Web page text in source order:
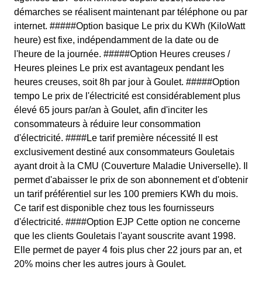
démarches se réalisent maintenant par téléphone ou par
internet. #####Option basique Le prix du KWh (KiloWatt
heure) est fixe, indépendamment de la date ou de
l'heure de la journée. #####Option Heures creuses /
Heures pleines Le prix est avantageux pendant les
heures creuses, soit 8h par jour à Goulet. #####Option
tempo Le prix de l'électricité est considérablement plus
élevé 65 jours par/an à Goulet, afin d'inciter les
consommateurs à réduire leur consommation
d'électricité. ####Le tarif première nécessité Il est
exclusivement destiné aux consommateurs Gouletais
ayant droit à la CMU (Couverture Maladie Universelle). Il
permet d'abaisser le prix de son abonnement et d'obtenir
un tarif préférentiel sur les 100 premiers KWh du mois.
Ce tarif est disponible chez tous les fournisseurs
d'électricité. ####Option EJP Cette option ne concerne
que les clients Gouletais l'ayant souscrite avant 1998.
Elle permet de payer 4 fois plus cher 22 jours par an, et
20% moins cher les autres jours à Goulet.